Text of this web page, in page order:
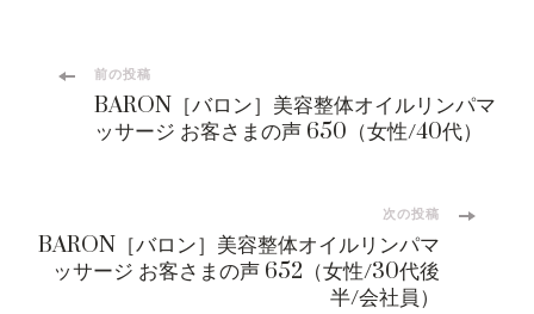
投
ビ
前の投稿
BARON［バロン］美容整体オイルリンパマ
ッサージ お客さまの声 650（女性/40代）
次の投稿
BARON［バロン］美容整体オイルリンパマ
ッサージ お客さまの声 652（女性/30代後
半/会社員）